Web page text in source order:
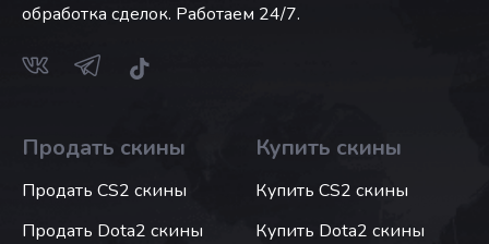
обработка сделок. Работаем 24/7.
Продать скины
Продать CS2 скины
Продать Dota2 скины
Купить скины
Купить CS2 скины
Купить Dota2 скины